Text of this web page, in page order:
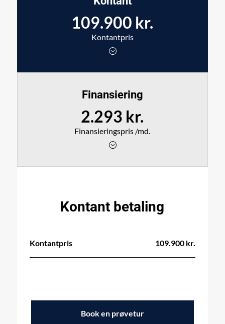
109.900 kr.
Kontantpris
Finansiering
2.293 kr.
Finansieringspris /md.
Kontant betaling
Kontantpris 109.900 kr.
Book en prøvetur